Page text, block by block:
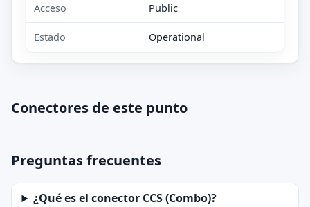
Acceso Public
Estado Operational
Conectores de este punto
Preguntas frecuentes
¿Qué es el conector CCS (Combo)?